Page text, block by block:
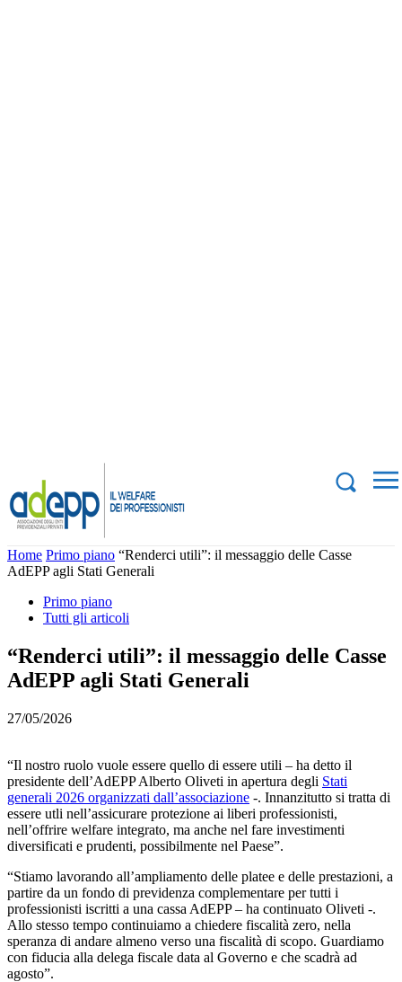
Home Primo piano “Renderci utili”: il messaggio delle Casse
AdEPP agli Stati Generali
Primo piano
Tutti gli articoli
“Renderci utili”: il messaggio delle Casse
AdEPP agli Stati Generali
27/05/2026
“Il nostro ruolo vuole essere quello di essere utili – ha detto il
presidente dell’AdEPP Alberto Oliveti in apertura degli Stati
generali 2026 organizzati dall’associazione -. Innanzitutto si tratta di
essere utli nell’assicurare protezione ai liberi professionisti,
nell’offrire welfare integrato, ma anche nel fare investimenti
diversificati e prudenti, possibilmente nel Paese”.
“Stiamo lavorando all’ampliamento delle platee e delle prestazioni, a
partire da un fondo di previdenza complementare per tutti i
professionisti iscritti a una cassa AdEPP – ha continuato Oliveti -.
Allo stesso tempo continuiamo a chiedere fiscalità zero, nella
speranza di andare almeno verso una fiscalità di scopo. Guardiamo
con fiducia alla delega fiscale data al Governo e che scadrà ad
agosto”.